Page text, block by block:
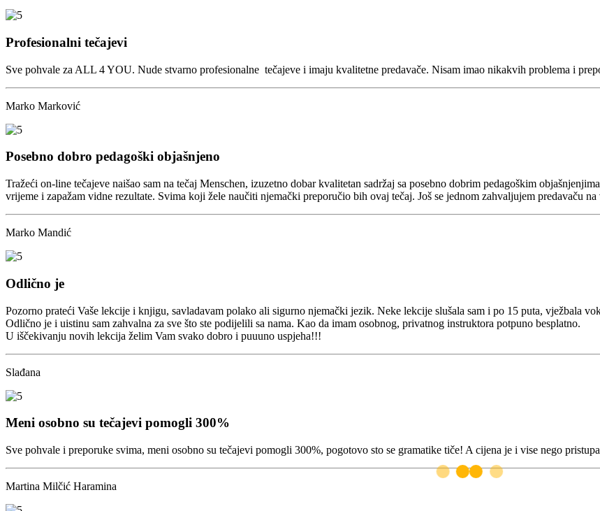
Profesionalni tečajevi
Sve pohvale za ALL 4 YOU. Nude stvarno profesionalne tečajeve i imaju kvalitetne predavače. Nisam imao nikakvih problema i
Marko Marković
Posebno dobro pedagoški objašnjeno
Tražeći on-line tečajeve naišao sam na tečaj Menschen, izuzetno dobar kvalitetan sadržaj sa posebno dobrim pedagoškim
vrijeme i zapažam vidne rezultate. Svima koji žele naučiti njemački preporučio bih ovaj tečaj. Još se jednom zahvaljujem predavaču
Marko Mandić
Odlično je
Pozorno prateći Vaše lekcije i knjigu, savladavam polako ali sigurno njemački jezik. Neke lekcije slušala sam i po 15 puta, vježbala
Odlično je i uistinu sam zahvalna za sve što ste podijelili sa nama. Kao da imam osobnog, privatnog instruktora potpuno besplatno.
U iščekivanju novih lekcija želim Vam svako dobro i puuuno uspjeha!!!
Slađana
Meni osobno su tečajevi pomogli 300%
Sve pohvale i preporuke svima, meni osobno su tečajevi pomogli 300%, pogotovo sto se gramatike tiče! A cijena je i vise nego
Martina Milčić Haramina